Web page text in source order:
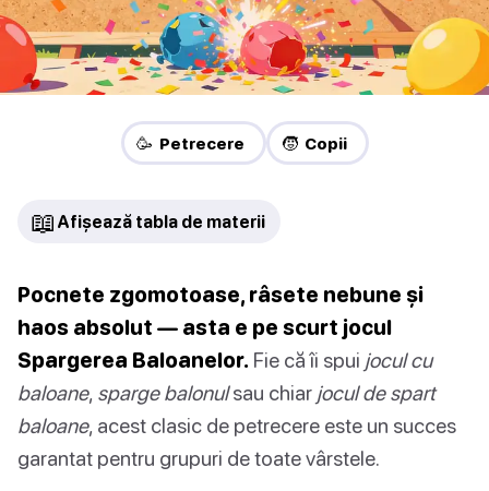
🥳 Petrecere 🧒 Copii
📖 Afișează tabla de materii
Pocnete zgomotoase, râsete nebune și
haos absolut — asta e pe scurt jocul
Spargerea Baloanelor. Fie că îi spui jocul cu
baloane, sparge balonulsau chiar jocul de spart
baloane, acest clasic de petrecere este un succes
garantat pentru grupuri de toate vârstele.